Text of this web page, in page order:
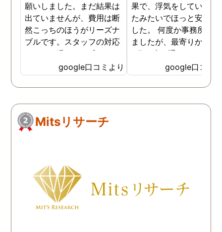
願いしました。まだ結果は
出ていませんが、費用は断
然こっちのほうがリーズナ
ブルです。スタッフの対応
なんかも温かみを感じま
す。はじめからこちらにす
ればよかったです😢 …
google口コミより
果で、浮気をしていなか
たみたいでほっと安心し
した。 何度か事務所に
ましたが、最寄りから徒
3分程度で通いやすかっ
google口コミ
Mitsリサーチ